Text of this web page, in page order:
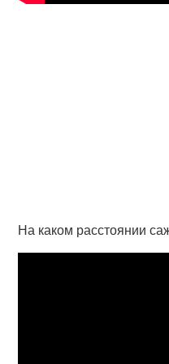
На каком расстоянии